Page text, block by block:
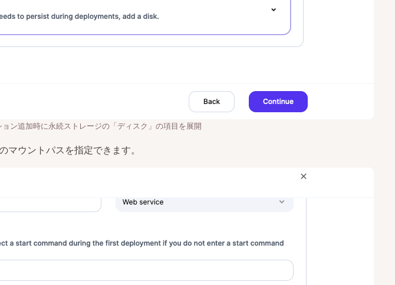
ョン追加時に永続ストレージの「ディスク」の項目を展開
マウントパスを指定できます。